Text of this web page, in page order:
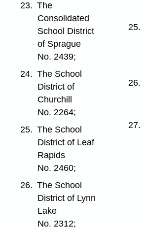
23. The
Consolidated
School District
of Sprague
No. 2439;
24. The School
District of
Churchill
No. 2264;
25. The School
District of Leaf
Rapids
No. 2460;
26. The School
District of Lynn
Lake
No. 2312;
25.
26.
27.